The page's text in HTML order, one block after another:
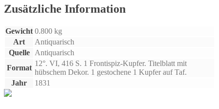
Zusätzliche Information
Gewicht 0.800 kg
Art
Antiquarisch
Quelle
Antiquarisch
Format
12°. VI, 416 S. 1 Frontispiz-Kupfer. Titelblatt mit
hübschem Dekor. 1 gestochene 1 Kupfer auf Taf.
Jahr
1831